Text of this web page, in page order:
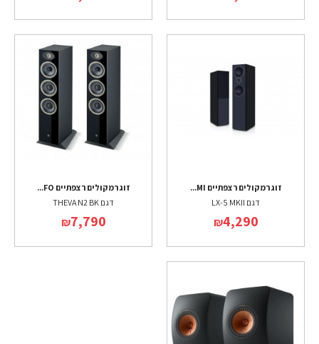
זוג רמקולים רצפתיים MI...
דגם LX-5 MKII
₪4,290
זוג רמקולים רצפתיים FO...
דגם THEVA N2 BK
₪7,790